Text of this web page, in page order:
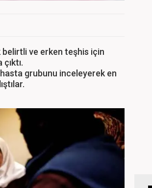
belirtli ve erken teşhis için
grubunu inceleyerek en